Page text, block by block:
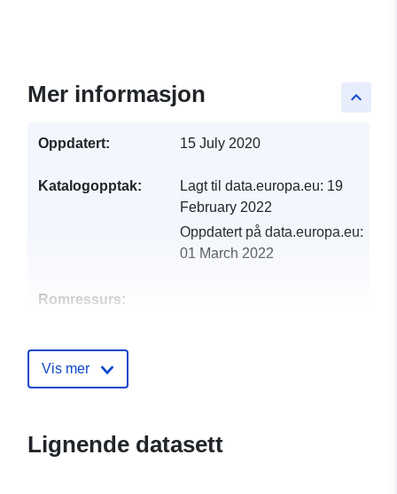
keyboard_arrow_up
Mer informasjon
Oppdatert: 15 July 2020
Katalogopptak: Lagt til data.europa.eu: 19
February 2022
Oppdatert på data.europa.eu:
01 March 2022
Romressurs:
55667ebcf1cc
Vis mer
Lignende datasett